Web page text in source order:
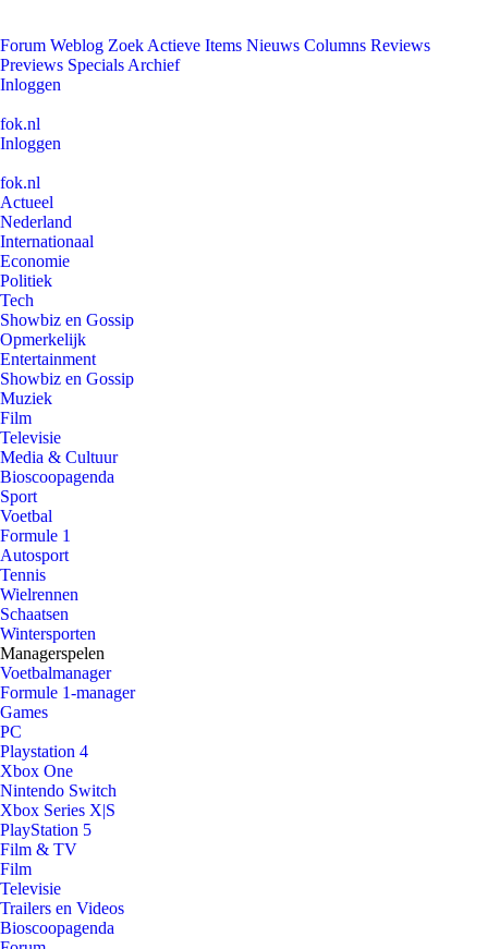
Forum Weblog Zoek Actieve Items Nieuws Columns Reviews
Previews Specials Archief
Inloggen
fok.nl
Inloggen
fok.nl
Actueel
Nederland
Internationaal
Economie
Politiek
Tech
Showbiz en Gossip
Opmerkelijk
Entertainment
Showbiz en Gossip
Muziek
Film
Televisie
Media & Cultuur
Bioscoopagenda
Sport
Voetbal
Formule 1
Autosport
Tennis
Wielrennen
Schaatsen
Wintersporten
Managerspelen
Voetbalmanager
Formule 1-manager
Games
PC
Playstation 4
Xbox One
Nintendo Switch
Xbox Series X|S
PlayStation 5
Film & TV
Film
Televisie
Trailers en Videos
Bioscoopagenda